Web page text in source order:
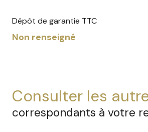
Dépôt de garantie TTC
Non renseigné
consulter les
correspondants à votre